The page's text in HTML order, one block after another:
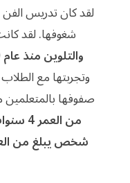
لقد كان تدريس
شغوفها. لقد
والتلوين منذ عام 2010
وتجربتها مع
صفوفها
من العمر 4 سنوات
شخص يبلغ من العمر